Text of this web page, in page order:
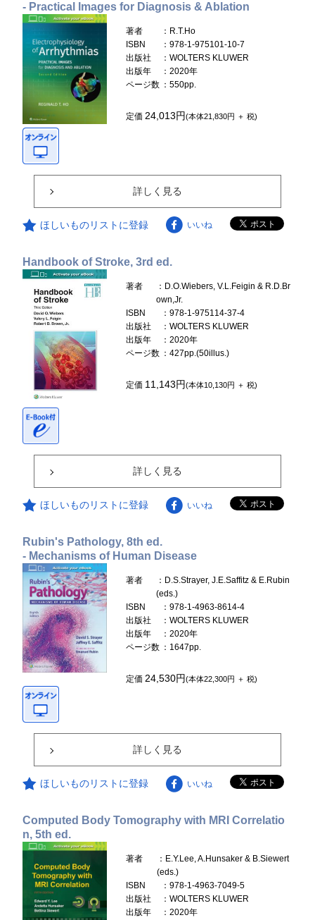
- Practical Images for Diagnosis & Ablation
著者
：R.T.Ho
ISBN
：978-1-975101-10-7
出版社
：WOLTERS KLUWER
出版年
：2020年
ページ数 ：550pp.
定価24,013円(本体21,830円 ＋ 税)
詳しく見る
ほしいものリストに登録 いいね
Handbook of Stroke, 3rd ed.
著者
：D.O.Wiebers, V.L.Feigin & R.D.Br
own,Jr.
ISBN
：978-1-975114-37-4
出版社
：WOLTERS KLUWER
出版年
：2020年
ページ数 ：427pp.(50illus.)
定価 11,143円(本体10,130円 ＋ 税)
詳しく見る
ほしいものリストに登録 いいね
Rubin's Pathology, 8th ed.
- Mechanisms of Human Disease
著者
：D.S.Strayer, J.E.Saffitz & E.Rubin
(eds.)
ISBN
：978-1-4963-8614-4
出版社
：WOLTERS KLUWER
出版年
：2020年
ページ数 ：1647pp.
定価24,530円(本体22,300円 ＋ 税)
詳しく見る
ほしいものリストに登録 いいね
Computed Body Tomography with MRI Correlatio
n, 5th ed.
著者
：E.Y.Lee, A.Hunsaker & B.Siewert
(eds.)
ISBN
：978-1-4963-7049-5
出版社
：WOLTERS KLUWER
出版年
：2020年